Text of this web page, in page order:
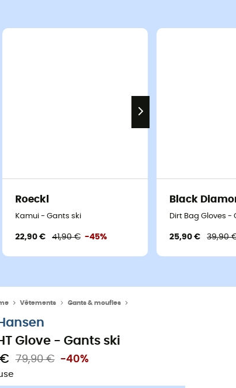
Roeckl
Kamui - Gants ski
22,90 € 41,90 € -45%
Black
Dirt Bag Gloves -
25,90 € 39,90
Vêtements Gants & moufles
Glove - Gants ski
79,90 € -40%